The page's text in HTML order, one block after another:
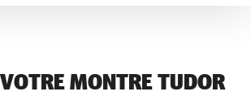
MONTRE TUDOR